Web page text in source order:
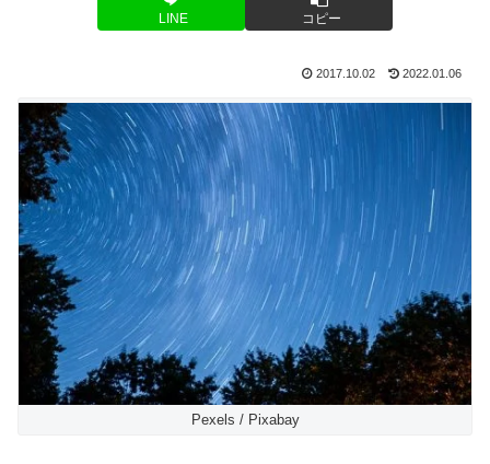
LINE コピー
2017.10.02 2022.01.06
Pexels / Pixabay